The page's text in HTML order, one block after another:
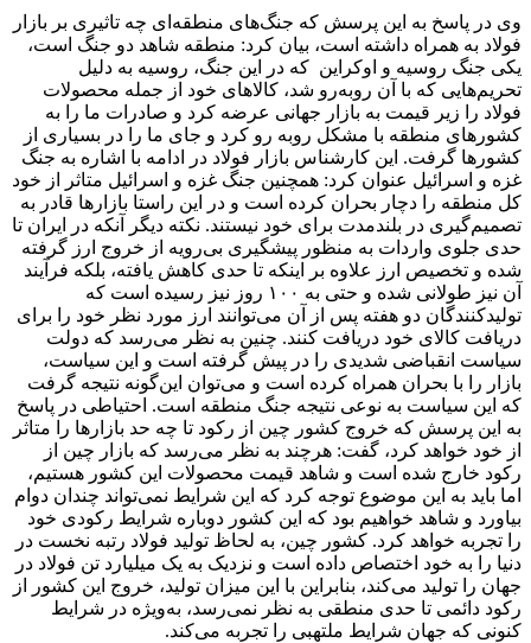
وی در پاسخ به این پرسش که جنگ‌های منطقه‌ای چه تاثیری بر بازار
فولاد به همراه داشته است، بیان کرد: منطقه شاهد دو جنگ است،
یکی جنگ روسیه و اوکراین که در این جنگ، روسیه به دلیل
تحریم‌هایی که با آن روبه‌رو شد، کالاهای خود از جمله محصولات
فولاد را زیر قیمت به بازار جهانی عرضه کرد و صادرات ما را به
کشورهای منطقه با مشکل روبه رو کرد و جای ما را در بسیاری از
کشورها گرفت. این کارشناس بازار فولاد در ادامه با اشاره به جنگ
غزه و اسرائیل عنوان کرد: همچنین جنگ غزه و اسرائیل متاثر از خود
کل منطقه را دچار بحران کرده است و در این راستا بازارها قادر به
تصمیم‌گیری در بلندمدت برای خود نیستند. نکته دیگر آنکه در ایران تا
حدی جلوی واردات به منظور پیشگیری بی‌رویه از خروج ارز گرفته
شده و تخصیص ارز علاوه بر اینکه تا حدی کاهش یافته، بلکه فرآیند
آن نیز طولانی شده و حتی به ۱۰۰ روز نیز رسیده است که
تولیدکنندگان دو هفته پس از آن می‌توانند ارز مورد نظر خود را برای
دریافت کالای خود دریافت کنند. چنین به نظر می‌رسد که دولت
سیاست انقباضی شدیدی را در پیش گرفته است و این سیاست،
بازار را با بحران همراه کرده است و می‌توان این‌گونه نتیجه گرفت
که این سیاست به نوعی نتیجه جنگ منطقه است. احتیاطی در پاسخ
به این پرسش که خروج کشور چین از رکود تا چه حد بازارها را متاثر
از خود خواهد کرد، گفت: هرچند به نظر می‌رسد که بازار چین از
رکود خارج شده است و شاهد قیمت محصولات این کشور هستیم،
اما باید به این موضوع توجه کرد که این شرایط نمی‌تواند چندان دوام
بیاورد و شاهد خواهیم بود که این کشور دوباره شرایط رکودی خود
را تجربه خواهد کرد. کشور چین، به لحاظ تولید فولاد رتبه نخست در
دنیا را به خود اختصاص داده است و نزدیک به یک میلیارد تن فولاد در
جهان را تولید می‌کند، بنابراین با این میزان تولید، خروج این کشور از
رکود دائمی تا حدی منطقی به نظر نمی‌رسد، به‌ویژه در شرایط
کنونی که جهان شرایط ملتهبی را تجربه می‌کند.